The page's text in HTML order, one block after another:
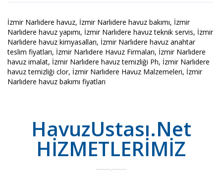
İzmir Narlıdere havuz, İzmir Narlıdere havuz bakımı, İzmir
Narlıdere havuz yapımı, İzmir Narlıdere havuz teknik servis, İzmir
Narlıdere havuz kimyasalları, İzmir Narlıdere havuz anahtar
teslim fiyatları, İzmir Narlıdere Havuz Firmaları, İzmir Narlıdere
havuz imalat, İzmir Narlıdere havuz temizliği Ph, İzmir Narlıdere
havuz temizliği clor, İzmir Narlıdere Havuz Malzemeleri, İzmir
Narlıdere havuz bakımı fiyatları
HavuzUstası.Net
HİZMETLERİMİZ